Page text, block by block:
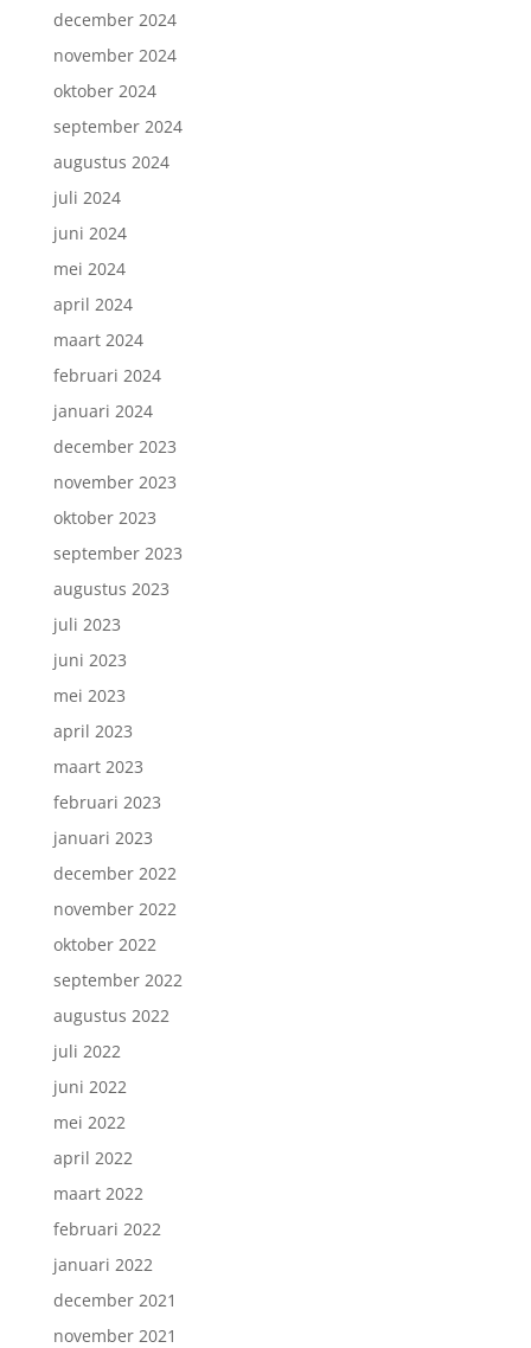
december 2024
november 2024
oktober 2024
september 2024
augustus 2024
juli 2024
juni 2024
mei 2024
april 2024
maart 2024
februari 2024
januari 2024
december 2023
november 2023
oktober 2023
september 2023
augustus 2023
juli 2023
juni 2023
mei 2023
april 2023
maart 2023
februari 2023
januari 2023
december 2022
november 2022
oktober 2022
september 2022
augustus 2022
juli 2022
juni 2022
mei 2022
april 2022
maart 2022
februari 2022
januari 2022
december 2021
november 2021